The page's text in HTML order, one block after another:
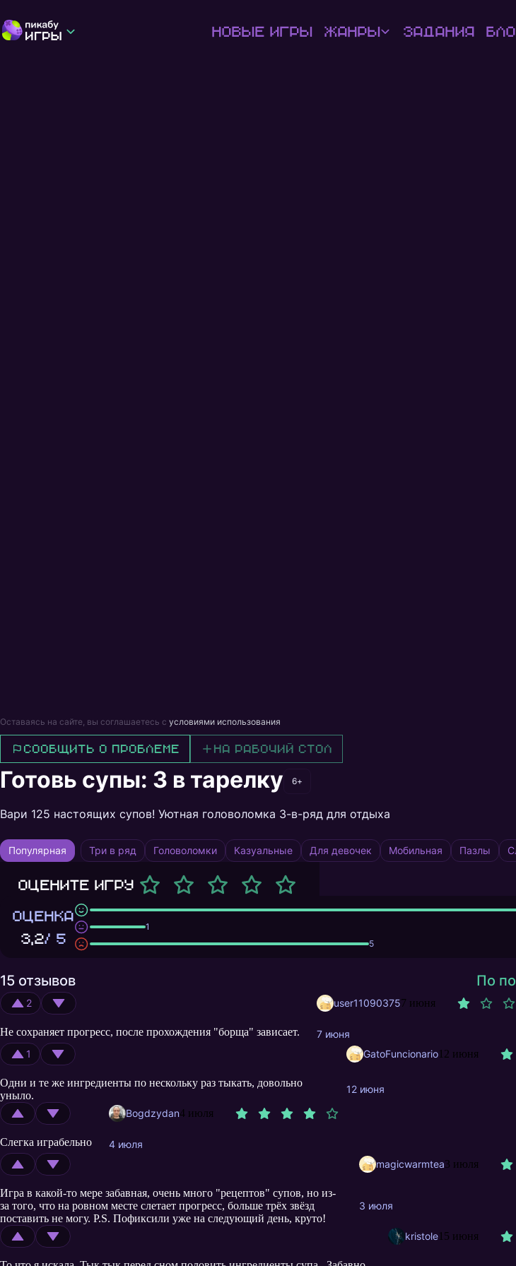
Новые игры Жанры Задания
Оставаясь на сайте, вы соглашаетесь с условиями использования
Сообщить о проблеме На рабочий стол
Готовь супы: 3 в тарелку 6+
Вари 125 настоящих супов! Уютная головоломка 3-в-ряд для отдыха
Популярная Три в ряд Головоломки Казуальные Для девочек Мобильная Пазлы
Оцените игру
ОЦЕНКА
3,2/ 5
1
5
15 отзывов По
2 user110903757 июня
Не сохраняет прогресс, после прохождения "борща" зависает.
7 июня
1
GatoFuncionario12 июня
Одни и те же ингредиенты по нескольку раз тыкать, довольно
уныло.
12 июня
Bogdzydan4 июля
Слегка играбельно
4 июля
magicwarmtea3 июля
Игра в какой-то мере забавная, очень много "рецептов" супов, но из-
за того, что на ровном месте слетает прогресс, больше трёх звёзд
поставить не могу. P.S. Пофиксили уже на следующий день, круто!
3 июля
kristole15 июня